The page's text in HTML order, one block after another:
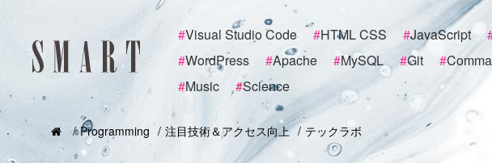
#Visual Studio Code #HTML CSS #JavaScript
#WordPress #Apache #MySQL #Git #
#Music #Science
Programming 注目技術＆アクセス向上 テックラボ